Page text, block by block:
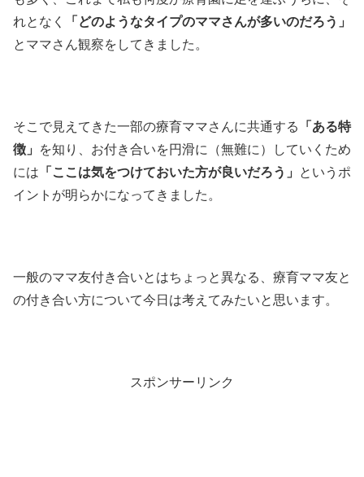
れとなく
「どのようなタイプのママさんが多いのだろう」
とママさん観察をしてきました。
そこで見えてきた一部の療育ママさんに共通する
「ある特
徴」
を知り、お付き合いを円滑に（無難に）していくため
には 「ここは気をつけておいた方が良いだろう」
というポ
イントが明らかになってきました。
一般のママ友付き合いとはちょっと異なる、療育ママ友と
の付き合い方について今日は考えてみたいと思います。
スポンサーリンク